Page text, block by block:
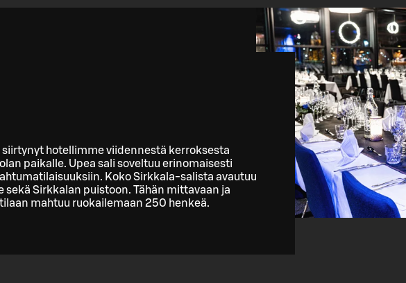
hotellimme viidennestä kerroksesta
paikalle. Upea sali soveltuu erinomaisesti
Koko Sirkkala-salista avautuu
sekä Sirkkalan puistoon. Tähän mittavaan ja
mahtuu ruokailemaan 250 henkeä.